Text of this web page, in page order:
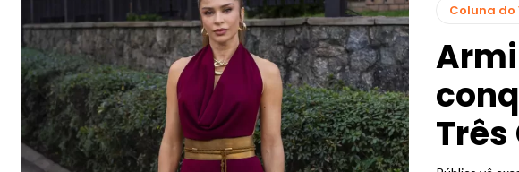
Coluna do
Três